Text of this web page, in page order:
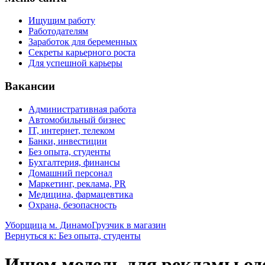
Ищущим работу
Работодателям
Заработок для беременных
Секреты карьерного роста
Для успешной карьеры
Вакансии
Административная работа
Автомобильный бизнес
IT, интернет, телеком
Банки, инвестиции
Без опыта, студенты
Бухгалтерия, финансы
Домашний персонал
Маркетинг, реклама, PR
Медицина, фармацевтика
Охрана, безопасность
Уборщица м. ДинамоГрузчик в магазин
Вернуться к: Без опыта, студенты